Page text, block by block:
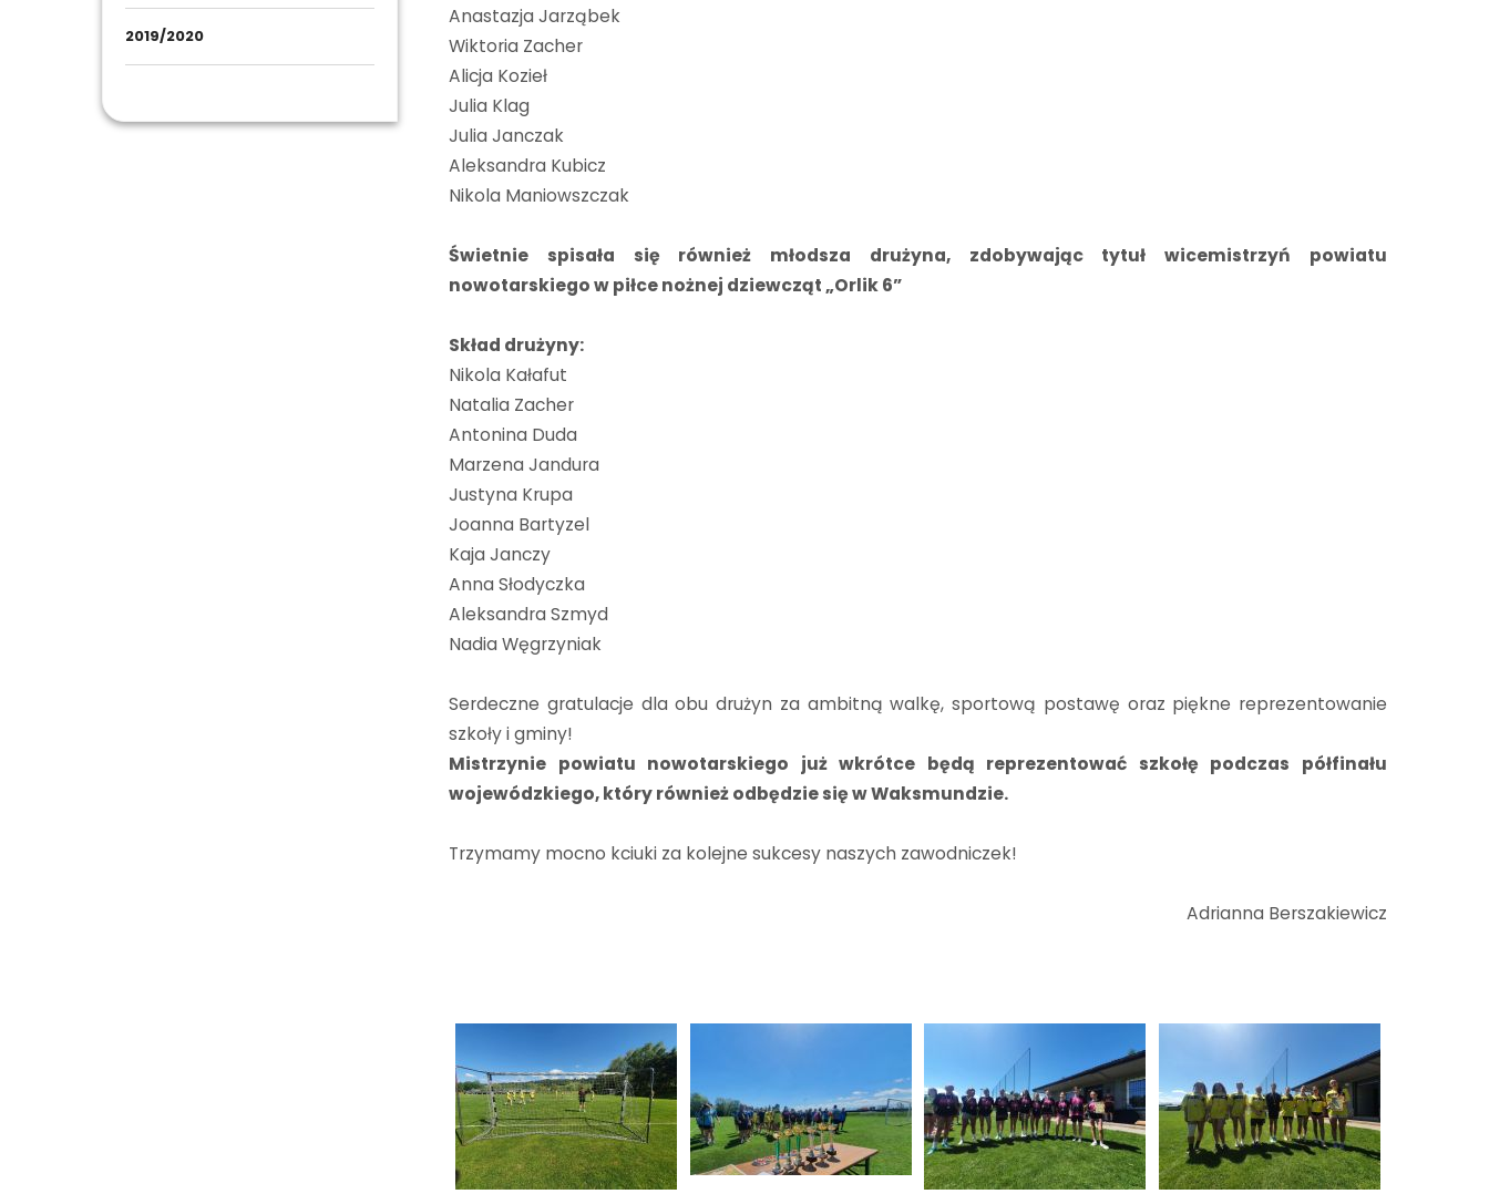
2019/2020
Anastazja Jarząbek
Wiktoria Zacher
Alicja Kozieł
Julia Klag
Julia Janczak
Aleksandra Kubicz
Nikola Maniowszczak
Świetnie spisała się również młodsza drużyna, zdobywając tytuł wicemistrzyń powiatu
nowotarskiego w piłce nożnej dziewcząt „Orlik 6”
Skład drużyny:
Nikola Kałafut
Natalia Zacher
Antonina Duda
Marzena Jandura
Justyna Krupa
Joanna Bartyzel
Kaja Janczy
Anna Słodyczka
Aleksandra Szmyd
Nadia Węgrzyniak
Serdeczne gratulacje dla obu drużyn za ambitną walkę, sportową postawę oraz piękne reprezentowanie
szkoły i gminy!
Mistrzynie powiatu nowotarskiego już wkrótce będą reprezentować szkołę podczas półfinału
wojewódzkiego, który również odbędzie się w Waksmundzie.
Trzymamy mocno kciuki za kolejne sukcesy naszych zawodniczek!
Adrianna Berszakiewicz